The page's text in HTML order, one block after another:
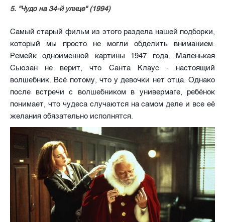
5. "Чудо на 34-й улице" (1994)
Самый старый фильм из этого раздела нашей подборки,
который мы просто не могли обделить вниманием.
Ремейк одноименной картины 1947 года. Маленькая
Сьюзан не верит, что Санта Клаус - настоящий
волшебник. Всё потому, что у девочки нет отца. Однако
после встречи с волшебником в универмаге, ребёнок
понимает, что чудеса случаются на самом деле и все её
желания обязательно исполнятся.